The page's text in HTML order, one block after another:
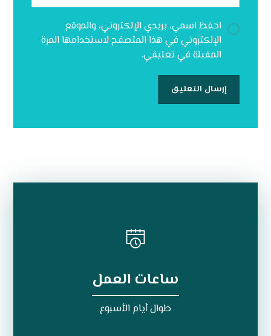
احفظ اسمي، بريدي الإلكتروني، والموقع
الإلكتروني في هذا المتصفح لاستخدامها المرة
المقبلة في تعليقي.
ساعات العمل
طوال أيام الأسبوع